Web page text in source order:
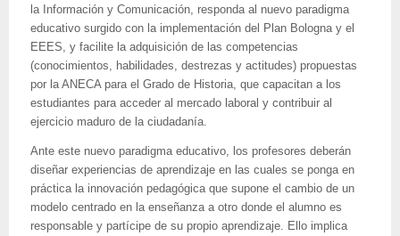
la Información y Comunicación, responda al nuevo paradigma
educativo surgido con la implementación del Plan Bologna y el
EEES, y facilite la adquisición de las competencias
(conocimientos, habilidades, destrezas y actitudes) propuestas
por la ANECA para el Grado de Historia, que capacitan a los
estudiantes para acceder al mercado laboral y contribuir al
ejercicio maduro de la ciudadanía.
Ante este nuevo paradigma educativo, los profesores deberán
diseñar experiencias de aprendizaje en las cuales se ponga en
práctica la innovación pedagógica que supone el cambio de un
modelo centrado en la enseñanza a otro donde el alumno es
responsable y partícipe de su propio aprendizaje. Ello implica